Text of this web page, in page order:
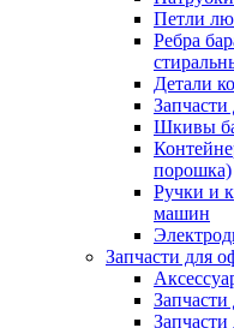
Петли
Ребра
Детали
Шкивы
порошка)
Ручки и
машин
Запчасти для
Запчасти